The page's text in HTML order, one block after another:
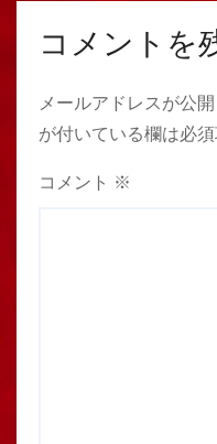
コメントを
メールアドレスが公
が付いている欄は必
コメント ※